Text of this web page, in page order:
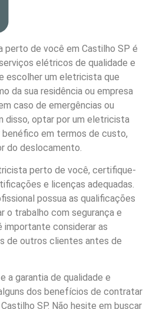
perto de você em Castilho SP é
elétricos de qualidade e
escolher um eletricista que
da sua residência ou empresa
caso de emergências ou
disso, optar por um eletricista
em termos de custo,
do deslocamento.
perto de você, certifique-
e licenças adequadas.
possua as qualificações
o trabalho com segurança e
importante considerar as
de outros clientes antes de
a garantia de qualidade e
dos benefícios de contratar
SP. Não hesite em buscar